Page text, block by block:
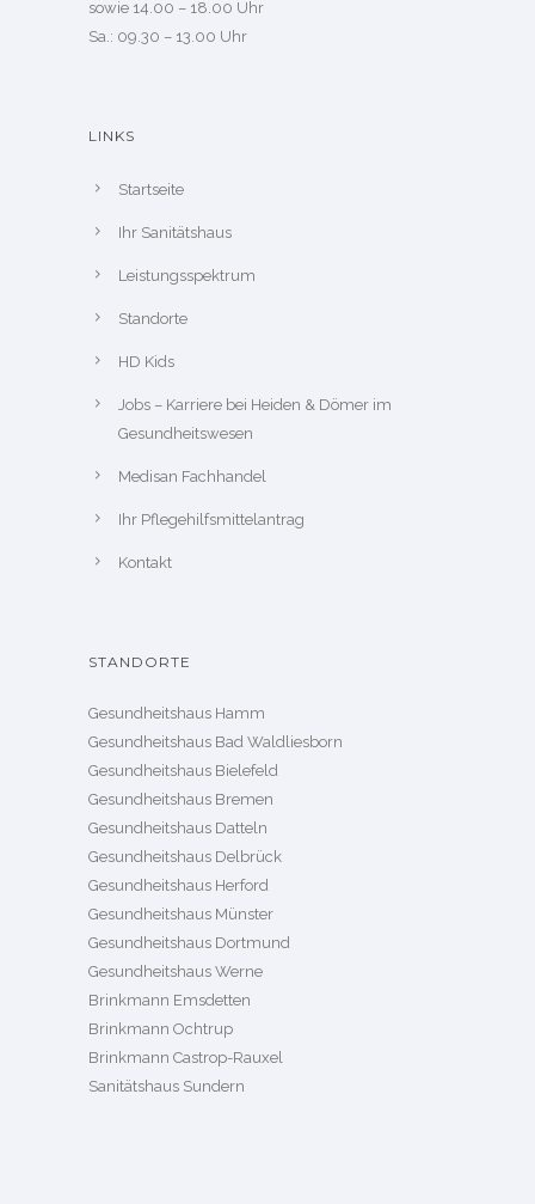
sowie 14.00 – 18.00 Uhr
Sa.: 09.30 – 13.00 Uhr
LINKS
Startseite
Ihr Sanitätshaus
Leistungsspektrum
Standorte
HD Kids
Jobs – Karriere bei Heiden & Dömer im
Gesundheitswesen
Medisan Fachhandel
Ihr Pflegehilfsmittelantrag
Kontakt
STANDORTE
Gesundheitshaus Hamm
Gesundheitshaus Bad Waldliesborn
Gesundheitshaus Bielefeld
Gesundheitshaus Bremen
Gesundheitshaus Datteln
Gesundheitshaus Delbrück
Gesundheitshaus Herford
Gesundheitshaus Münster
Gesundheitshaus Dortmund
Gesundheitshaus Werne
Brinkmann Emsdetten
Brinkmann Ochtrup
Brinkmann Castrop-Rauxel
Sanitätshaus Sundern